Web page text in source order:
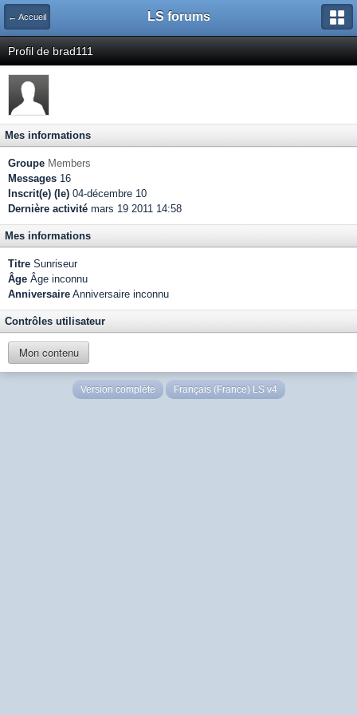
← Accueil LS forums
Profil de brad111
Mes informations
Groupe Members
Messages 16
Inscrit(e) (le) 04-décembre 10
Dernière activité mars 19 2011 14:58
Mes informations
Titre Sunriseur
Âge Âge inconnu
Anniversaire Anniversaire inconnu
Contrôles utilisateur
Mon contenu
Version complète Français (France) LS v4